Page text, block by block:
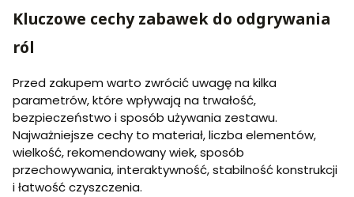
Kluczowe cechy zabawek do odgrywania
ról
Przed zakupem warto zwrócić uwagę na kilka
parametrów, które wpływają na trwałość,
bezpieczeństwo i sposób używania zestawu.
Najważniejsze cechy to materiał, liczba elementów,
wielkość, rekomendowany wiek, sposób
przechowywania, interaktywność, stabilność konstrukcji
i łatwość czyszczenia.